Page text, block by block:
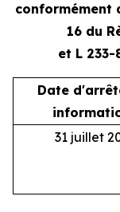
conformément
16 du
et L
Date
31 juillet